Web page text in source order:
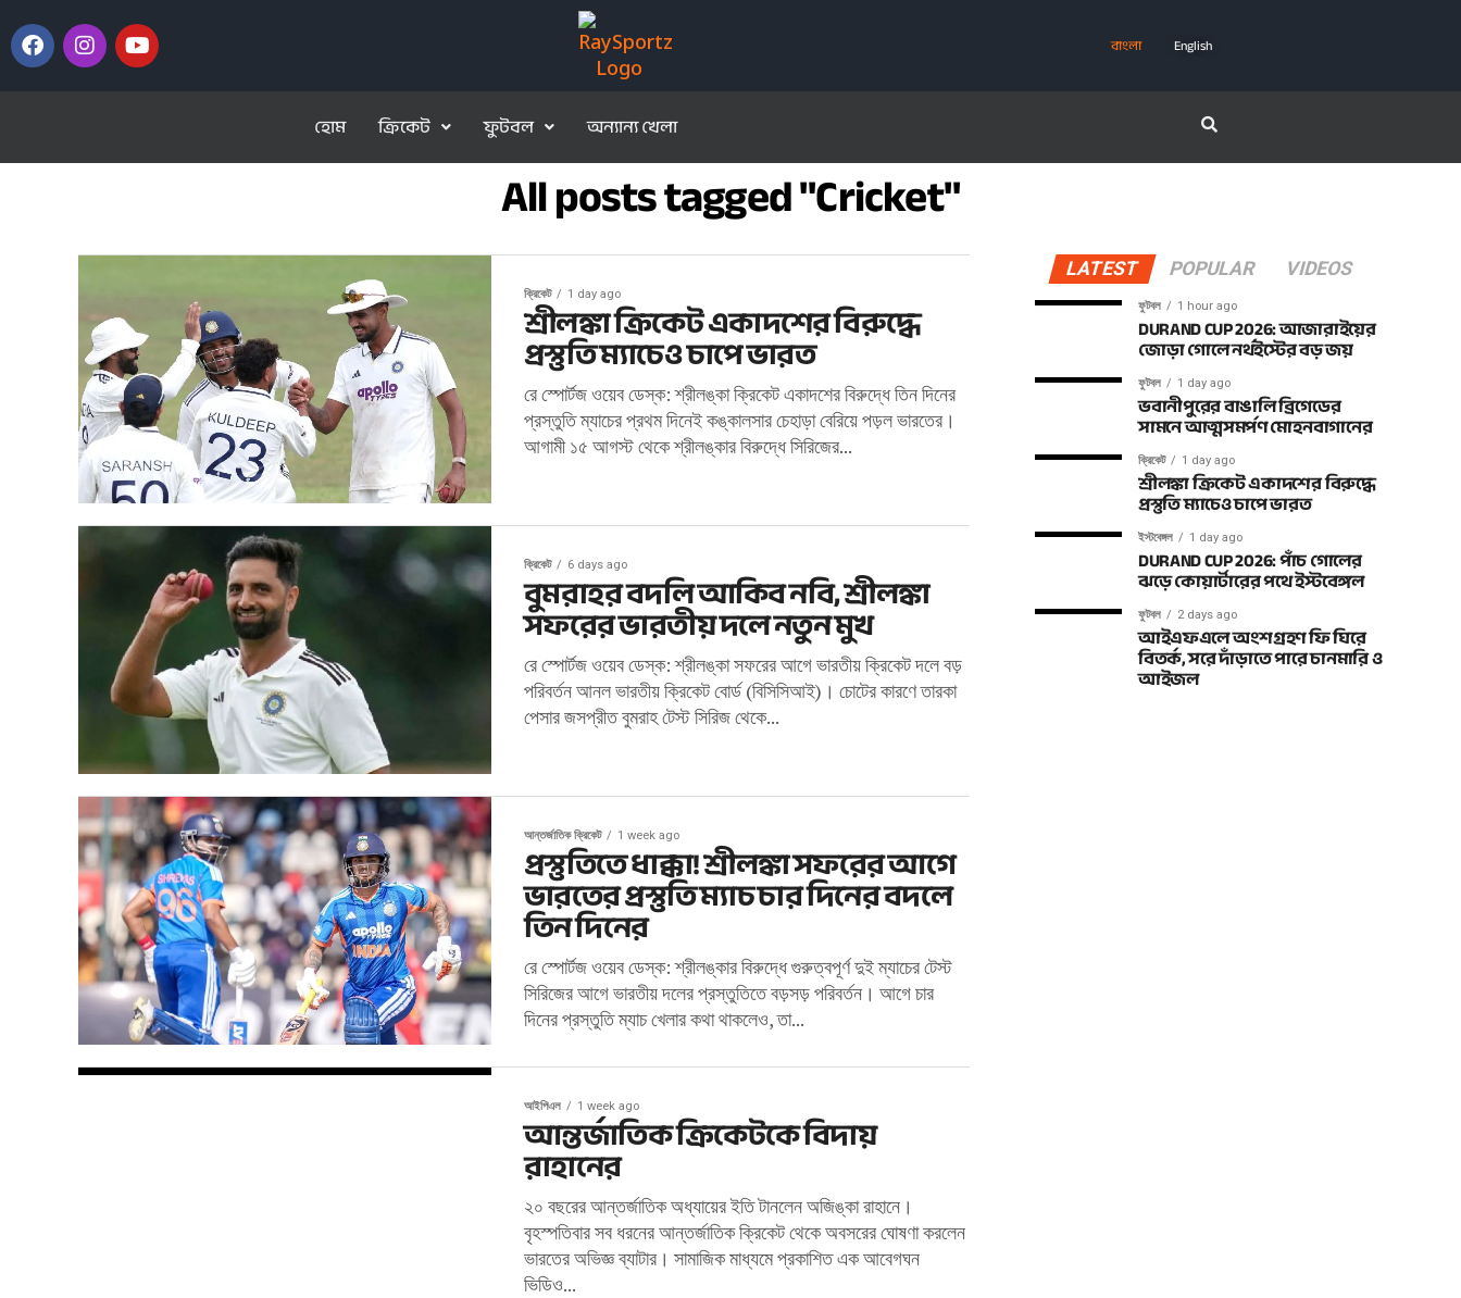
বাংলা English
হোম ক্রিকেট ফুটবল অন্যান্য খেলা
All posts tagged "Cricket"
ক্রিকেট 1 day ago
শ্রীলঙ্কা ক্রিকেট একাদশের বিরুদ্ধে
প্রস্তুতি ম্যাচেও চাপে ভারত
রে স্পোর্টজ ওয়েব ডেস্ক: শ্রীলঙ্কা ক্রিকেট একাদশের বিরুদ্ধে তিন দিনের
প্রস্তুতি ম্যাচের প্রথম দিনেই কঙ্কালসার চেহাড়া বেরিয়ে পড়ল ভারতের।
আগামী ১৫ আগস্ট থেকে শ্রীলঙ্কার বিরুদ্ধে সিরিজের...
ক্রিকেট 6 days ago
বুমরাহর বদলি আকিব নবি, শ্রীলঙ্কা
সফরের ভারতীয় দলে নতুন মুখ
রে স্পোর্টজ ওয়েব ডেস্ক: শ্রীলঙ্কা সফরের আগে ভারতীয় ক্রিকেট দলে বড়
পরিবর্তন আনল ভারতীয় ক্রিকেট বোর্ড (বিসিসিআই)। চোটের কারণে তারকা
পেসার জসপ্রীত বুমরাহ টেস্ট সিরিজ থেকে...
আন্তর্জাতিক ক্রিকেট 1 week ago
প্রস্তুতিতে ধাক্কা! শ্রীলঙ্কা সফরের আগে
ভারতের প্রস্তুতি ম্যাচ চার দিনের বদলে
তিন দিনের
রে স্পোর্টজ ওয়েব ডেস্ক: শ্রীলঙ্কার বিরুদ্ধে গুরুত্বপূর্ণ দুই ম্যাচের টেস্ট
সিরিজের আগে ভারতীয় দলের প্রস্তুতিতে বড়সড় পরিবর্তন। আগে চার
দিনের প্রস্তুতি ম্যাচ খেলার কথা থাকলেও, তা...
আইপিএল 1 week ago
আন্তর্জাতিক ক্রিকেটকে বিদায়
রাহানের
২০ বছরের আন্তর্জাতিক অধ্যায়ের ইতি টানলেন অজিঙ্কা রাহানে।
বৃহস্পতিবার সব ধরনের আন্তর্জাতিক ক্রিকেট থেকে অবসরের ঘোষণা করলেন
ভারতের অভিজ্ঞ ব্যাটার। সামাজিক মাধ্যমে প্রকাশিত এক আবেগঘন
ভিডিও...
LATEST POPULAR VIDEOS
ফুটবল 1 hour ago
DURAND CUP 2026: আজারাইয়ের
জোড়া গোলে নর্থইস্টের বড় জয়
ফুটবল 1 day ago
ভবানীপুরের বাঙালি ব্রিগেডের
সামনে আত্মসমর্পণ মোহনবাগানের
ক্রিকেট 1 day ago
শ্রীলঙ্কা ক্রিকেট একাদশের বিরুদ্ধে
প্রস্তুতি ম্যাচেও চাপে ভারত
ইস্টবেঙ্গল 1 day ago
DURAND CUP 2026: পাঁচ গোলের
ঝড়ে কোয়ার্টারের পথে ইস্টবেঙ্গল
ফুটবল 2 days ago
আইএফএলে অংশগ্রহণ ফি ঘিরে
বিতর্ক, সরে দাঁড়াতে পারে চানমারি ও
আইজল